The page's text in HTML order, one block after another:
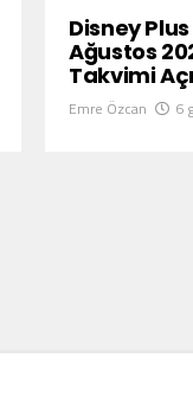
Disney
Ağustos
Takvimi
Emre Özcan 6